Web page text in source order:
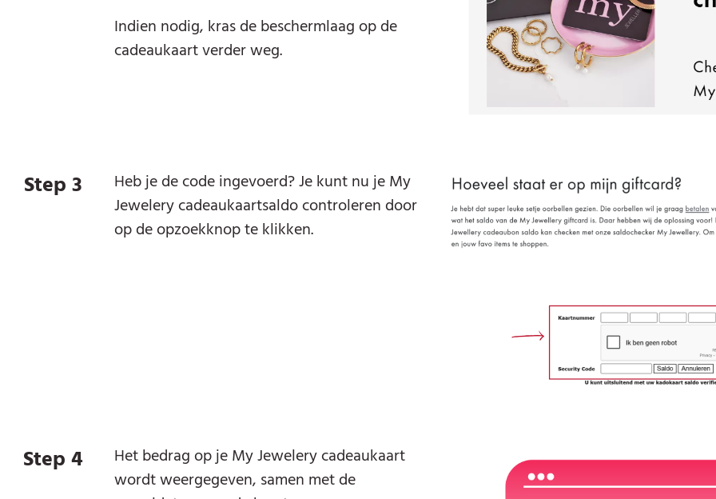
Indien nodig, kras de beschermlaag op de
cadeaukaart verder weg.
Step 3
Heb je de code ingevoerd? Je kunt nu je My
Jewelery cadeaukaartsaldo controleren door
op de opzoekknop te klikken.
Step 4
Het bedrag op je My Jewelery cadeaukaart
wordt weergegeven, samen met de